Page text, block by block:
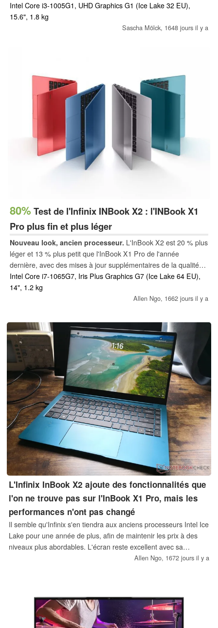
est Windows 10 Pro avec la possibilité d'une mise à niveau vers
Windows 11. Une caractéristique positive est un volet de
maintenance qui donne accès au SSD, à la RAM et à la
Intel Core i3-1005G1, UHD Graphics G1 (Ice Lake 32 EU),
15.6", 1.8 kg
Sascha Mölck, 1648 jours il y a
80% Test de l'Infinix INBook X2 : l'INBook X1
Pro plus fin et plus léger
Nouveau look, ancien processeur. L'InBook X2 est 20 % plus
léger et 13 % plus petit que l'InBook X1 Pro de l'année
dernière, avec des mises à jour supplémentaires de la qualité
de vie, comme le rétroéclairage du clavier et un écran plus
lumineux. Il y a néanmoins quelques inconvénients dont les
Intel Core i7-1065G7, Iris Plus Graphics G7 (Ice Lake 64 EU),
14", 1.2 kg
Allen Ngo, 1662 jours il y a
L'Infinix InBook X2 ajoute des fonctionnalités que
l'on ne trouve pas sur l'InBook X1 Pro, mais les
performances n'ont pas changé
Il semble qu'Infinix s'en tiendra aux anciens processeurs Intel Ice
Lake pour une année de plus, afin de maintenir les prix à des
niveaux plus abordables. L'écran reste excellent avec sa
couverture sRGB >90% même s'il souffre d'un effet fantôme
Allen Ngo, 1672 jours il y a